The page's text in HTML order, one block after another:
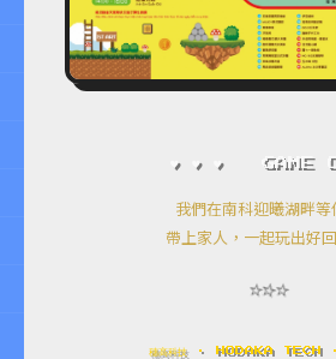
♥ ♥ ♥ GAME
我們在南科迎曦湖畔等
帶上家人，一起玩出好
⭐⭐⭐
穗高科技 · HODAKA